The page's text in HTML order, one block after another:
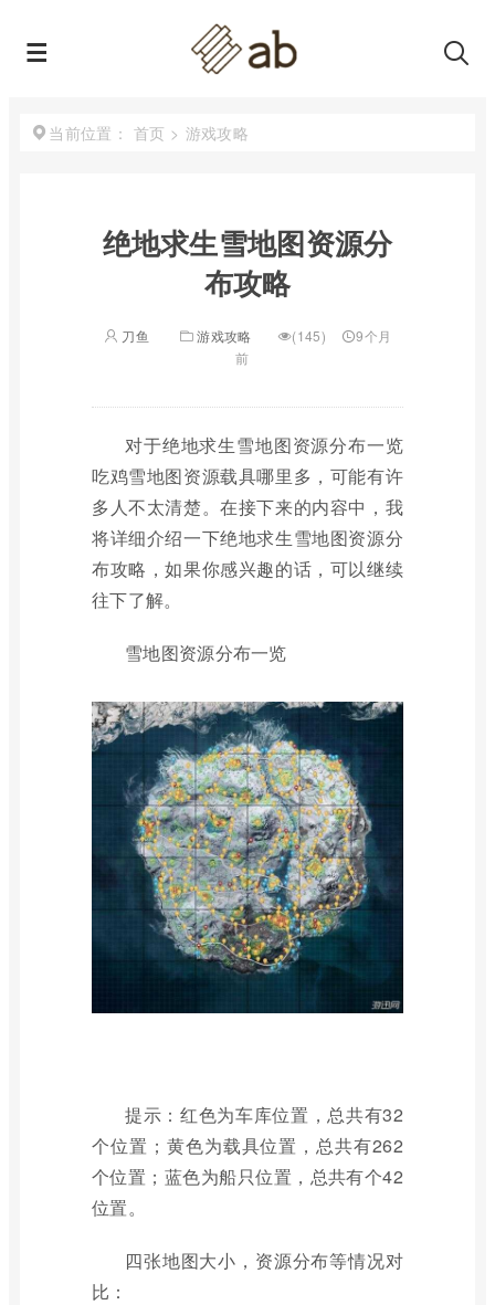
当前位置： 首页 > 游戏攻略
绝地求生雪地图资源分
布攻略
刀鱼 游戏攻略 (145)
9个月
前
对于绝地求生雪地图资源分布一览
吃鸡雪地图资源载具哪里多，可能有许
多人不太清楚。在接下来的内容中，我
将详细介绍一下绝地求生雪地图资源分
布攻略，如果你感兴趣的话，可以继续
往下了解。
雪地图资源分布一览
提示：红色为车库位置，总共有32
个位置；黄色为载具位置，总共有262
个位置；蓝色为船只位置，总共有个42
位置。
四张地图大小，资源分布等情况对
比：